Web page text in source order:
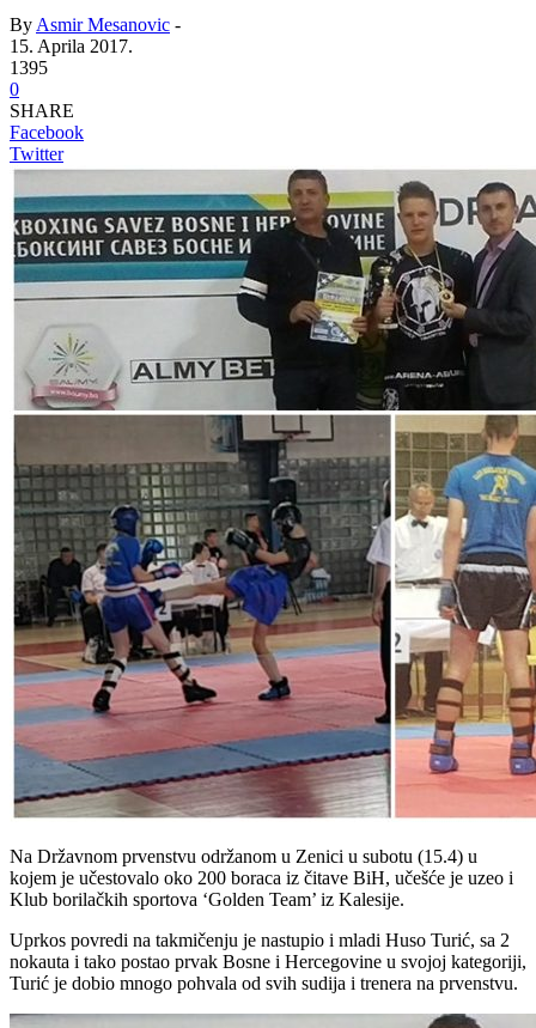
By Asmir Mesanovic -
15. Aprila 2017.
1395
0
SHARE
Facebook
Twitter
Na Državnom prvenstvu održanom u Zenici u subotu (15.4) u
kojem je učestovalo oko 200 boraca iz čitave BiH, učešće je uzeo i
Klub borilačkih sportova ‘Golden Team’ iz Kalesije.
Uprkos povredi na takmičenju je nastupio i mladi Huso Turić, sa 2
nokauta i tako postao prvak Bosne i Hercegovine u svojoj kategoriji,
Turić je dobio mnogo pohvala od svih sudija i trenera na prvenstvu.